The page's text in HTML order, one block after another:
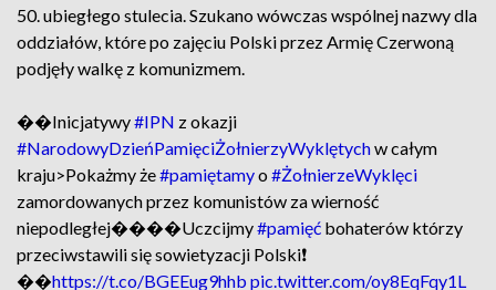
50. ubiegłego stulecia. Szukano wówczas wspólnej nazwy dla
oddziałów, które po zajęciu Polski przez Armię Czerwoną
podjęły walkę z komunizmem.
��Inicjatywy#IPN z okazji
#NarodowyDzieńPamięciŻołnierzyWyklętychw całym
kraju>Pokażmy że#pamiętamyo #ŻołnierzeWyklęci
zamordowanych przez komunistów za wierność
niepodległej����Uczcijmy#pamięć bohaterów którzy
przeciwstawili się sowietyzacji Polski❗
��https://t.co/BGEEug9hhb pic.twitter.com/oy8EqFqy1L